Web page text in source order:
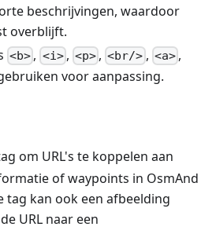
beschrijvingen, waardoor
overblijft.
<b> , <i>, <p> ,<br/>, <a>,
voor aanpassing.
om URL's te koppelen aan
of waypoints in OsmAnd
tag kan ook een afbeelding
URL naar een